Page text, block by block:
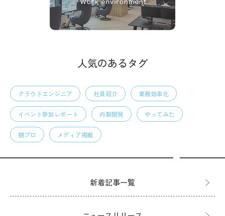
人気のあるタグ
クラウドエンジニア 社員紹介 業務効率化
イベント参加レポート 内製開発 やってみた
競プロ メディア掲載
新着記事一覧